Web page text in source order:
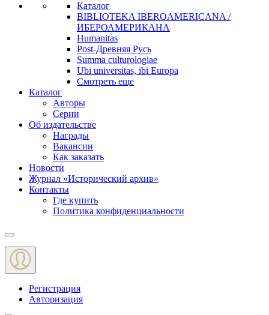
Каталог
BIBLIOTEKA IBEROAMERICANA /
ИБЕРОАМЕРИКАНА
Humanitas
Post-Древняя Русь
Summa culturologiae
Ubi universitas, ibi Europa
Смотреть еще
Каталог
Авторы
Серии
Об издательстве
Награды
Вакансии
Как заказать
Новости
Журнал «Исторический архив»‎
Контакты
Где купить
Политика конфиденциальности
Меню
Регистрация
Авторизация